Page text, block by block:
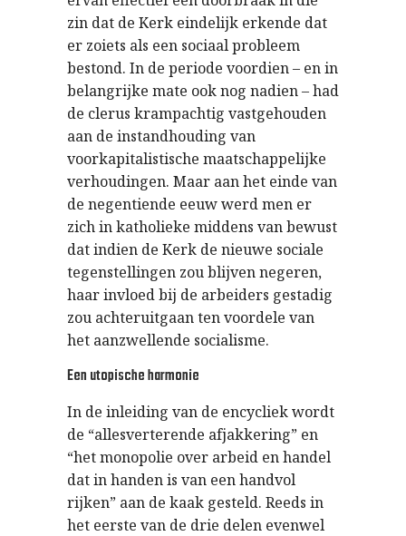
zin dat de Kerk eindelijk erkende dat
er zoiets als een sociaal probleem
bestond. In de periode voordien – en in
belangrijke mate ook nog nadien – had
de clerus krampachtig vastgehouden
aan de instandhouding van
voorkapitalistische maatschappelijke
verhoudingen. Maar aan het einde van
de negentiende eeuw werd men er
zich in katholieke middens van bewust
dat indien de Kerk de nieuwe sociale
tegenstellingen zou blijven negeren,
haar invloed bij de arbeiders gestadig
zou achteruitgaan ten voordele van
het aanzwellende socialisme.
Een utopische harmonie
In de inleiding van de encycliek wordt
de “allesverterende afjakkering” en
“het monopolie over arbeid en handel
dat in handen is van een handvol
rijken” aan de kaak gesteld. Reeds in
het eerste van de drie delen evenwel